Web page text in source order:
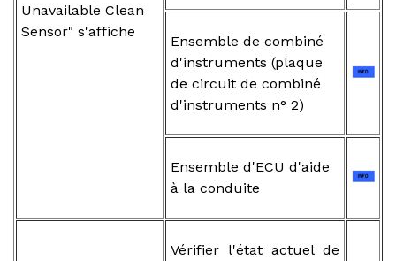
Unavailable Clean
Sensor" s'affiche
Ensemble de combiné
d'instruments (plaque
de circuit de combiné
d'instruments n° 2)
Ensemble d'ECU d'aide
à la conduite
Vérifier l'état actuel de